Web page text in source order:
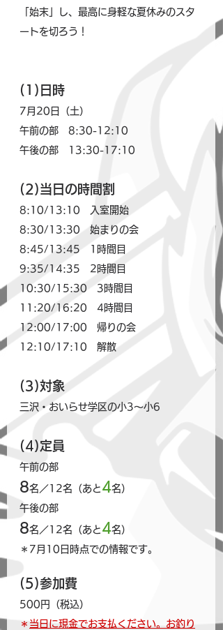
「始末」し、最高に身軽な夏休みのスタ
ートを切ろう！
(1)日時
7月20日（土）
午前の部　8:30-12:10
午後の部　13:30-17:10
(2)当日の時間割
8:10/13:10　入室開始
8:30/13:30　始まりの会
8:45/13:45　1時間目
9:35/14:35　2時間目
10:30/15:30　3時間目
11:20/16:20　4時間目
12:00/17:00　帰りの会
12:10/17:10　解散
(3)対象
三沢・おいらせ学区の小3～小6
(4)定員
午前の部
8名／12名（あと 4名）
午後の部
8名／12名（あと 4名）
＊7月10日時点での情報です。
(5)参加費
500円（税込）
＊ 当日に現金でお支払ください。お釣り